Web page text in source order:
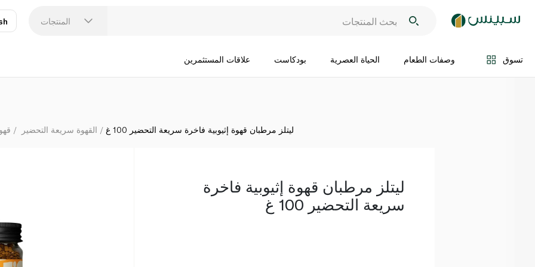
المنتجات
تسوق وصفات الطعام الحياة العصرية بودكاست علاقات المستثمرين
اضف الى السلة
القهوة سريعة التحضير ليتلز مرطبان قهوة إثيوبية فاخرة سريعة التحضير 100 غ
ليتلز مرطبان قهوة إثيوبية فاخرة
سريعة التحضير 100 غ